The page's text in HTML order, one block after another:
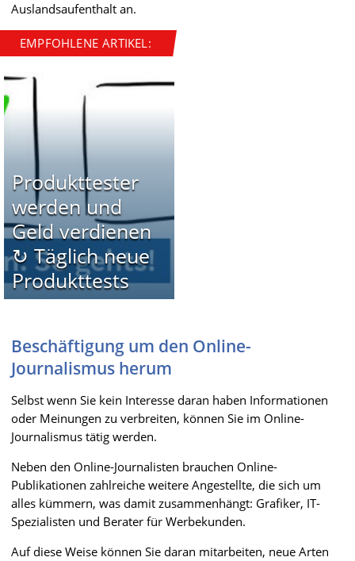
Auslandsaufenthalt an.
EMPFOHLENE ARTIKEL:
Produkttester
werden und
Geld verdienen
↻ Täglich neue
Produkttests
Beschäftigung um den Online-
Journalismus herum
Selbst wenn Sie kein Interesse daran haben Informationen
oder Meinungen zu verbreiten, können Sie im Online-
Journalismus tätig werden.
Neben den Online-Journalisten brauchen Online-
Publikationen zahlreiche weitere Angestellte, die sich um
alles kümmern, was damit zusammenhängt: Grafiker, IT-
Spezialisten und Berater für Werbekunden.
Auf diese Weise können Sie daran mitarbeiten, neue Arten